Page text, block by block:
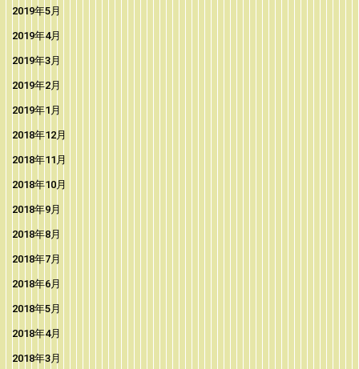
2019年5月
2019年4月
2019年3月
2019年2月
2019年1月
2018年12月
2018年11月
2018年10月
2018年9月
2018年8月
2018年7月
2018年6月
2018年5月
2018年4月
2018年3月